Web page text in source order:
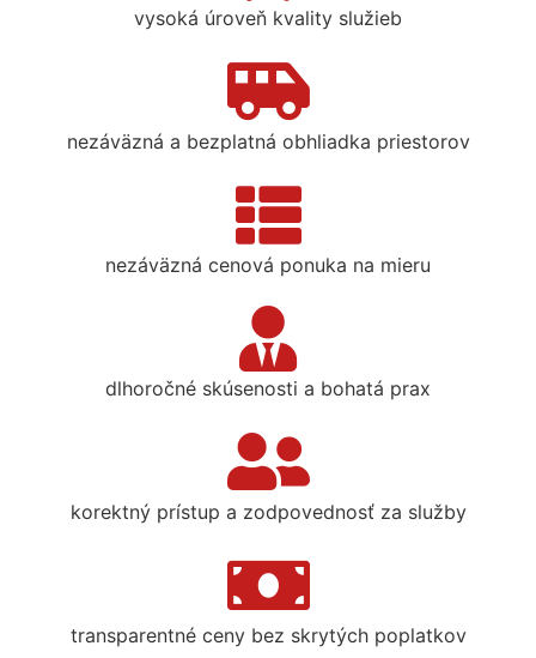
vysoká úroveň kvality služieb
nezáväzná a bezplatná obhliadka priestorov
nezáväzná cenová ponuka na mieru
dlhoročné skúsenosti a bohatá prax
korektný prístup a zodpovednosť za služby
transparentné ceny bez skrytých poplatkov